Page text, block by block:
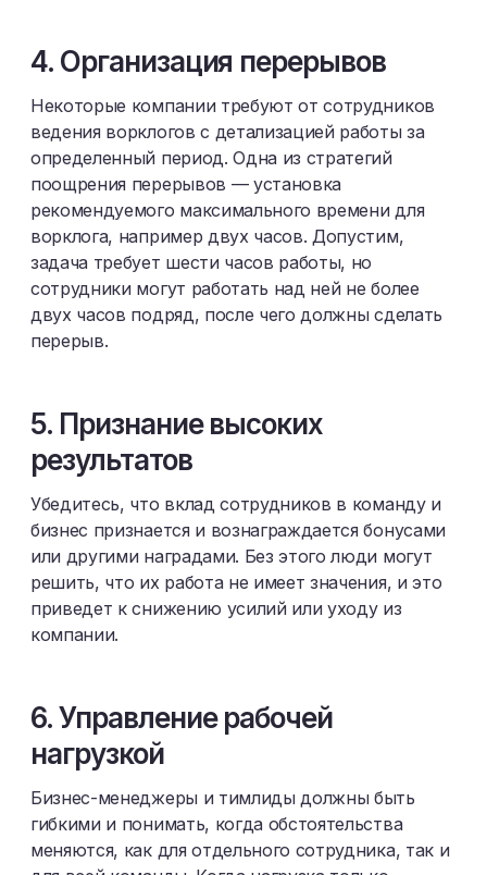
4. Организация перерывов
Некоторые компании требуют от сотрудников
ведения ворклогов с детализацией работы за
определенный период. Одна из стратегий
поощрения перерывов — установка
рекомендуемого максимального времени для
ворклога, например двух часов. Допустим,
задача требует шести часов работы, но
сотрудники могут работать над ней не более
двух часов подряд, после чего должны сделать
перерыв.
5. Признание высоких
результатов
Убедитесь, что вклад сотрудников в команду и
бизнес признается и вознаграждается бонусами
или другими наградами. Без этого люди могут
решить, что их работа не имеет значения, и это
приведет к снижению усилий или уходу из
компании.
6. Управление рабочей
нагрузкой
Бизнес-менеджеры и тимлиды должны быть
гибкими и понимать, когда обстоятельства
меняются, как для отдельного сотрудника, так и